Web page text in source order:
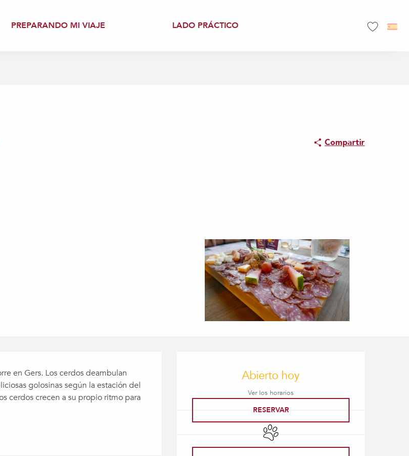
PREPARANDO MI VIAJE LADO PRÁCTICO
Compartir
Horarios y datos de
Abierto hoy
Ver los horarios
RESERVAR
Se aceptan animales
en Gers. Los cerdos deambulan
golosinas según la estación del
cerdos crecen a su propio ritmo para